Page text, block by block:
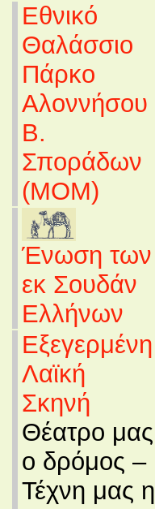
Εθνικό
Θαλάσσιο
Πάρκο
Αλοννήσου
Β.
Σποράδων
(MOM)
Ένωση των
εκ Σουδάν
Ελλήνων
Εξεγερμένη
Λαϊκή
Σκηνή
Θέατρο μας
ο δρόμος –
Τέχνη μας η